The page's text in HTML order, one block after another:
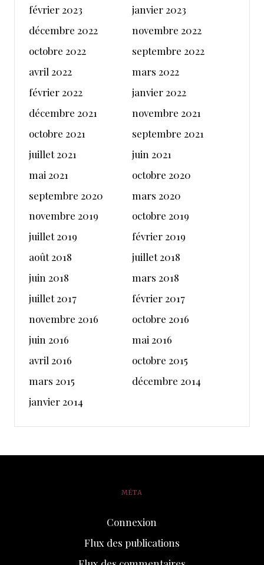
février 2023
janvier 2023
décembre 2022
novembre 2022
octobre 2022
septembre 2022
avril 2022
mars 2022
février 2022
janvier 2022
décembre 2021
novembre 2021
octobre 2021
septembre 2021
juillet 2021
juin 2021
mai 2021
octobre 2020
septembre 2020
mars 2020
novembre 2019
octobre 2019
juillet 2019
février 2019
août 2018
juillet 2018
juin 2018
mars 2018
juillet 2017
février 2017
novembre 2016
octobre 2016
juin 2016
mai 2016
avril 2016
octobre 2015
mars 2015
décembre 2014
janvier 2014
MÉTA
Connexion
Flux des publications